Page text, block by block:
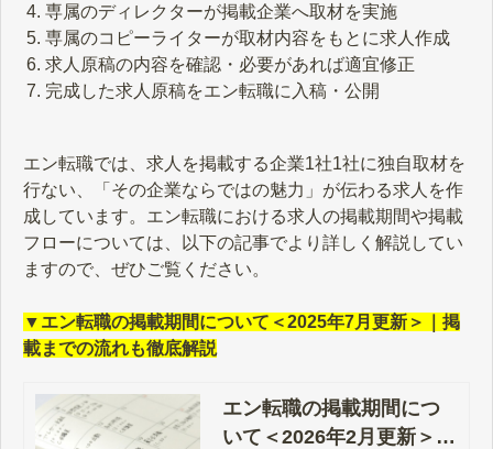
専属のディレクターが掲載企業へ取材を実施
専属のコピーライターが取材内容をもとに求人作成
求人原稿の内容を確認・必要があれば適宜修正
完成した求人原稿をエン転職に入稿・公開
エン転職では、求人を掲載する企業1社1社に独自取材を
行ない、「その企業ならではの魅力」が伝わる求人を作
成しています。エン転職における求人の掲載期間や掲載
フローについては、以下の記事でより詳しく解説してい
ますので、ぜひご覧ください。
▼エン転職の掲載期間について＜2025年7月更新＞｜掲
載までの流れも徹底解説
エン転職の掲載期間につ
いて＜2026年2月更新＞｜